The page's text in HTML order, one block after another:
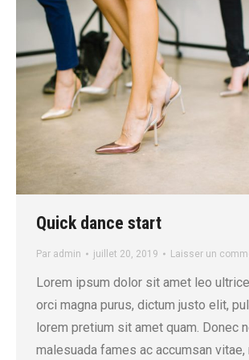
Quick dance start
Par admin juillet 20, 2019 Laisser un
Lorem ipsum dolor sit amet leo
orci magna purus, dictum justo elit,
lorem pretium sit amet quam. Donec
malesuada fames ac accumsan